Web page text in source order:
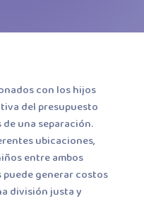
con los hijos
del presupuesto
una separación.
ubicaciones,
entre ambos
generar costos
división justa y